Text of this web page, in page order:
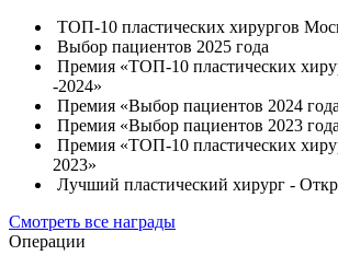
ТОП-10 пластических хирургов
Выбор пациентов 2025 года
Премия «ТОП-10 пластических
-2024»
Премия «Выбор пациентов 2024
Премия «Выбор пациентов 2023
Премия «ТОП-10 пластических
2023»
Лучший пластический хирург -
Смотреть все награды
Операции